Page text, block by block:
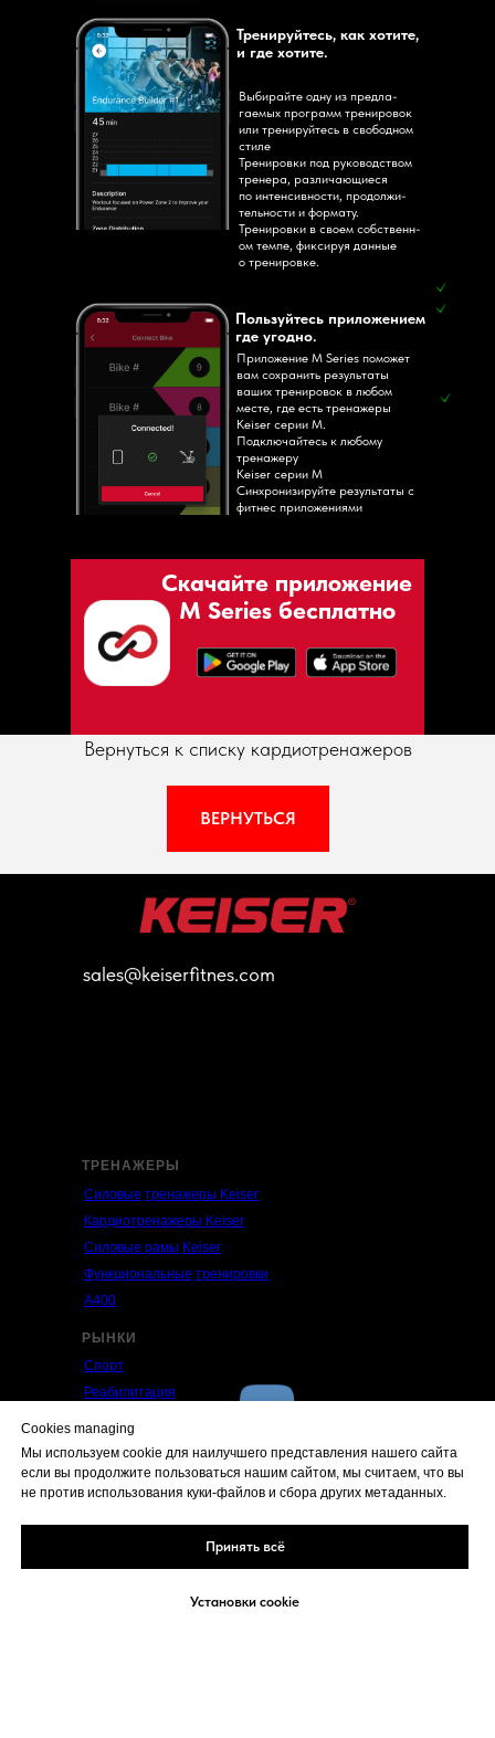
Выбирайте одну из предла-
гаемых программ тренировок
или тренируйтесь в свободном
стиле
Тренировки под руководством
тренера, различающиеся
по интенсивности, продолжи-
тельности и формату.
Тренировки в своем собственн-
ом темпе, фиксируя данные
о тренировке.
Тренируйтесь, как хотите,
и где хотите.
Пользуйтесь приложением
где угодно.
Приложение M Series поможет
вам сохранить результаты
ваших тренировок в любом
месте, где есть тренажеры
Keiser серии М.
Подключайтесь к любому
тренажеру
Keiser серии М
Синхронизируйте результаты с
фитнес приложениями
Скачайте приложение
M Series бесплатно
Вернуться к списку кардиотренажеров
ВЕРНУТЬСЯ
Cookies managing
Мы используем cookie для наилучшего представления нашего сайта
если вы продолжите пользоваться нашим сайтом, мы считаем, что вы
не против использования куки-файлов и сбора других метаданных.
Принять всё
Установки cookie
ТРЕНАЖЕРЫ
Силовые тренажеры Keiser
Кардиотренажеры Keiser
Силовые рамы Keiser
Функциональные тренировки
А400
РЫНКИ
Спорт
Реабилитация
Фитнес клубы
Тестирование
Упражнения Functional Trainer
Упражнения Performance Trainer
Упражнения Силовые рамы
sales@keiserfitnes.com